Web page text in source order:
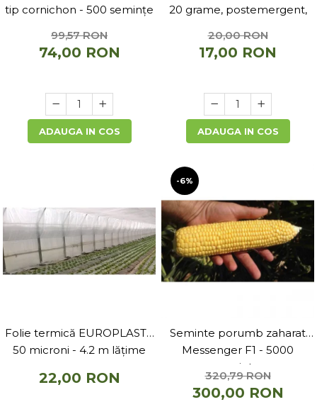
tip cornichon - 500 semințe
99,57 RON
74,00 RON
ADAUGA IN COS
20 grame, postemergent,
20,00 RON
17,00 RON
ADAUGA IN COS
Folie termică EUROPLAST -
50 microni - 4.2 m lățime
22,00 RON
-6%
Seminte porumb zaharat
Messenger F1 - 5000
seminte
320,79 RON
300,00 RON